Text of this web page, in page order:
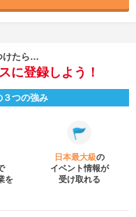
けたら…
に登録しよう！
３つの強み
を
日本最大級の
イベント情報が
受け取れる